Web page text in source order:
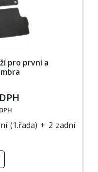
pro první a
(1.řada) + 2 zadní